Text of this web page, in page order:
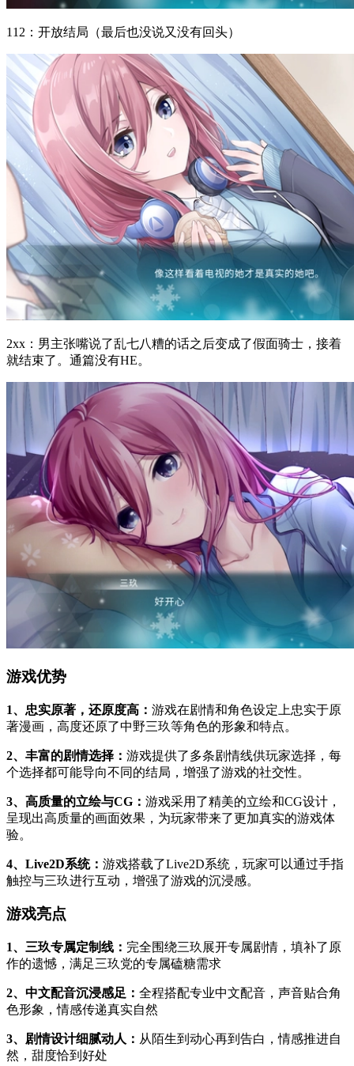
112：开放结局（最后也没说又没有回头）
2xx：男主张嘴说了乱七八糟的话之后变成了假面骑士，接着
就结束了。通篇没有HE。
游戏优势
1、忠实原著，还原度高： 游戏在剧情和角色设定上忠实于原
著漫画，高度还原了中野三玖等角色的形象和特点。
2、丰富的剧情选择： 游戏提供了多条剧情线供玩家选择，每
个选择都可能导向不同的结局，增强了游戏的社交性。
3、高质量的立绘与CG： 游戏采用了精美的立绘和CG设计，
呈现出高质量的画面效果，为玩家带来了更加真实的游戏体
验。
4、Live2D系统： 游戏搭载了Live2D系统，玩家可以通过手指
触控与三玖进行互动，增强了游戏的沉浸感。
游戏亮点
1、三玖专属定制线： 完全围绕三玖展开专属剧情，填补了原
作的遗憾，满足三玖党的专属磕糖需求
2、中文配音沉浸感足： 全程搭配专业中文配音，声音贴合角
色形象，情感传递真实自然
3、剧情设计细腻动人： 从陌生到动心再到告白，情感推进自
然，甜度恰到好处